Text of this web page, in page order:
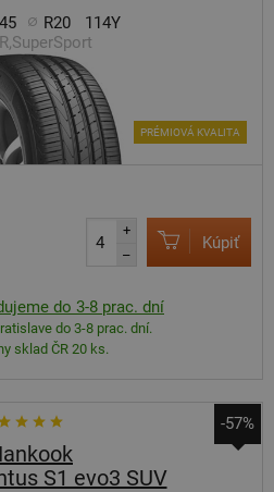
45 R20
114Y
PRÉMIOVÁ KVALITA
+
–
Kúpiť
do 3-8 prac. dní
do 3-8 prac. dní.
sklad ČR 20 ks.
-57%
S1 evo3 SUV